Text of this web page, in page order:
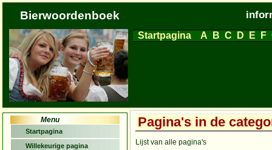
Bierwoordenboek
Startpagina A B C D E F
Menu
Startpagina
Willekeurige pagina
Pagina's in de
Lijst van alle pagina's